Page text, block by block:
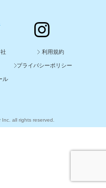
利用規約
プライバシーポリシー
ル
all rights reserved.